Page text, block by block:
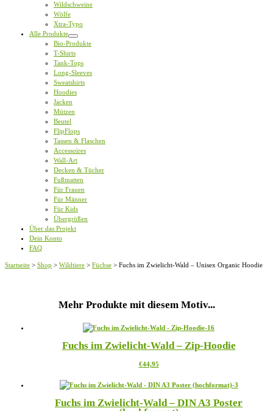
Wildschweine
Wölfe
Xtra-Typo
Alle Produkte
Bio-Produkte
T-Shirts
Tank-Tops
Long-Sleeves
Sweatshirts
Hoodies
Jacken
Mützen
Beutel
FlipFlops
Tassen & Flaschen
Accessoires
Wall-Art
Decken & Tücher
Fußmatten
Für Frauen
Für Männer
Für Kids
Übergrößen
Über das Projekt
Dein Konto
FAQ
Startseite > Shop > Wildtiere > Füchse > Fuchs im Zwielicht-Wald – Unisex Organic Hoodie
Mehr Produkte mit diesem Motiv...
Fuchs im Zwielicht-Wald – Zip-Hoodie
€44,95Dieses
weist
Varianten
Fuchs im Zwielicht-Wald – DIN A3 Poster